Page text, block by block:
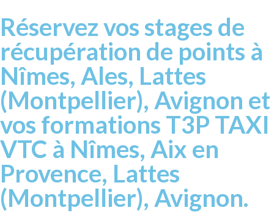
Réservez vos stages de
récupération de points à
Nîmes, Ales, Lattes
(Montpellier), Avignon et
vos formations T3P TAXI
VTC à Nîmes, Aix en
Provence, Lattes
(Montpellier), Avignon.